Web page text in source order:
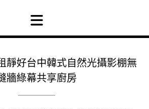
靜好台中韓式自然光攝影棚無
牆綠幕共享廚房